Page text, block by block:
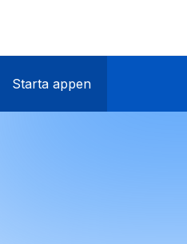
Starta appen